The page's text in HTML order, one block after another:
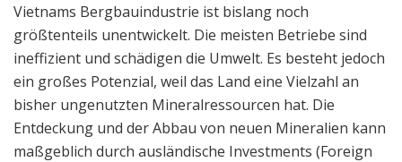
Vietnams Bergbauindustrie ist bislang noch
größtenteils unentwickelt. Die meisten Betriebe sind
ineffizient und schädigen die Umwelt. Es besteht jedoch
ein großes Potenzial, weil das Land eine Vielzahl an
bisher ungenutzten Mineralressourcen hat. Die
Entdeckung und der Abbau von neuen Mineralien kann
maßgeblich durch ausländische Investments (Foreign